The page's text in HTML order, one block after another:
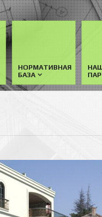
НОРМАТИВНАЯ
БАЗА